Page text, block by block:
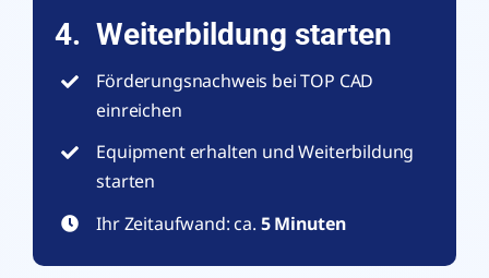
4. Weiterbildung starten
Förderungsnachweis bei TOP CAD
einreichen
Equipment erhalten und Weiterbildung
starten
Ihr Zeitaufwand: ca. 5 Minuten